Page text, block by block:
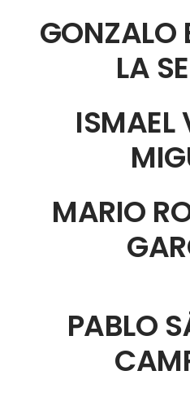
GONZALO
LA
ISMAEL
MARIO
PABLO